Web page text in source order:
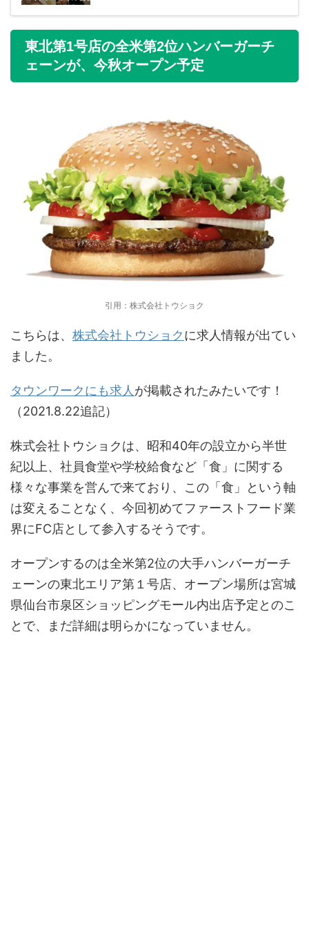
東北第1号店の全米第2位ハンバーガーチ
ェーンが、今秋オープン予定
引用：株式会社トウショク
こちらは、 株式会社トウショクに求人情報が出てい
ました。
タウンワークにも求人が掲載されたみたいです！
（2021.8.22追記）
株式会社トウショクは、昭和40年の設立から半世
紀以上、社員食堂や学校給食など「食」に関する
様々な事業を営んで来ており、この「食」という軸
は変えることなく、今回初めてファーストフード業
界にFC店として参入するそうです。
オープンするのは全米第2位の大手ハンバーガーチ
ェーンの東北エリア第１号店、オープン場所は宮城
県仙台市泉区ショッピングモール内出店予定とのこ
とで、まだ詳細は明らかになっていません。